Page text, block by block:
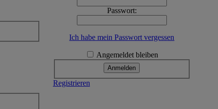
Passwort:
Ich habe mein Passwort vergessen
Angemeldet bleiben
Registrieren